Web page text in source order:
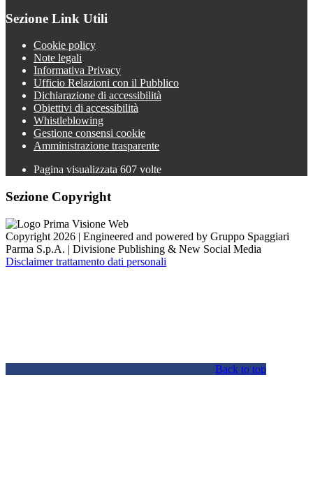
Sezione Link Utili
Cookie policy
Note legali
Informativa Privacy
Ufficio Relazioni con il Pubblico
Dichiarazione di accessibilità
Obiettivi di accessibilità
Whistleblowing
Gestione consensi cookie
Amministrazione trasparente
Pagina visualizzata 607 volte
Sezione Copyright
Copyright 2026 | Engineered and powered by Gruppo Spaggiari
Parma S.p.A. | Divisione Publishing & New Social Media
Disclaimer trattamento dati personali
Back to top